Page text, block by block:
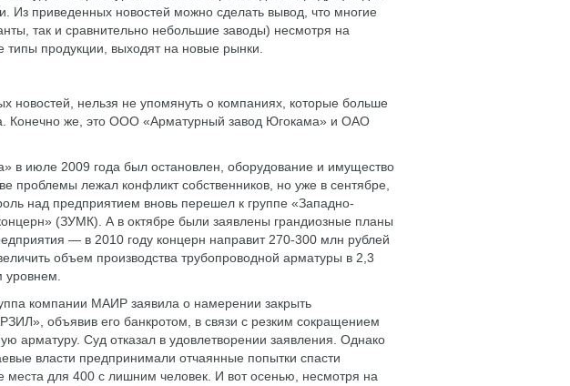
Из приведенных новостей можно сделать вывод, что многие
так и сравнительно небольшие заводы) несмотря на
продукции, выходят на новые рынки.
новостей, нельзя не упомянуть о компаниях, которые больше
Конечно же, это ООО «Арматурный завод Югокама» и ОАО
в июле 2009 года был остановлен, оборудование и имущество
проблемы лежал конфликт собственников, но уже в сентябре,
над предприятием вновь перешел к группе «Западно-
(ЗУМК). А в октябре были заявлены грандиозные планы
— в 2010 году концерн направит 270-300 млн рублей
объем производства трубопроводной арматуры в 2,3
уровнем.
компании МАИР заявила о намерении закрыть
объявив его банкротом, в связи с резким сокращением
арматуру. Суд отказал в удовлетворении заявления. Однако
власти предпринимали отчаянные попытки спасти
места для 400 с лишним человек. И вот осенью, несмотря на